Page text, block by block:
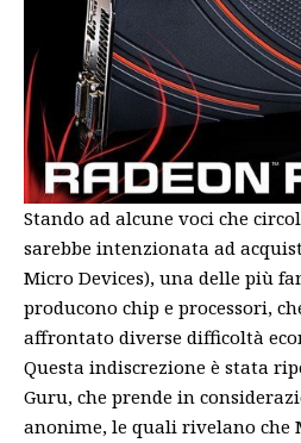
Stando ad alcune voci che
sarebbe intenzionata ad
Micro Devices), una delle più
producono chip e processori,
affrontato diverse difficoltà
Questa indiscrezione è stata
Guru, che prende in
anonime, le quali rivelano che